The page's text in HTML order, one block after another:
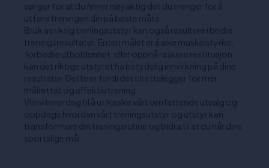
sørger for at du finner nøyaktig det du trenger for å
utføre treningen din på beste måte.
Bruk av riktig treningsutstyr kan også resultere i bedre
treningsresultater. Enten målet er å øke muskelstyrke,
forbedre utholdenhet, eller oppnå raskere restitusjon,
kan det riktige utstyret ha betydelig innvirkning på dine
resultater. Dette er fordi det tilrettelegger for mer
målrettet og effektiv trening.
Vi inviterer deg til å utforske vårt omfattende utvalg og
oppdage hvordan vårt treningsutstyr og utstyr kan
transformere din treningsrutine og bidra til at du når dine
sportslige mål.